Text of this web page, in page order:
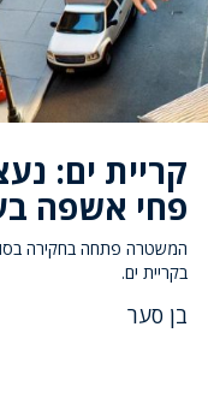
קריית ים:
פחי אשפה
בקריית ים.
בן סער